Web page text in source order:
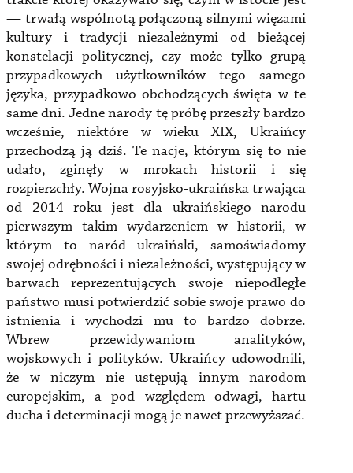
— trwałą wspólnotą połączoną silnymi więzami
kultury i tradycji niezależnymi od bieżącej
konstelacji politycznej, czy może tylko grupą
przypadkowych użytkowników tego samego
języka, przypadkowo obchodzących święta w te
same dni. Jedne narody tę próbę przeszły bardzo
wcześnie, niektóre w wieku XIX, Ukraińcy
przechodzą ją dziś. Te nacje, którym się to nie
udało, zginęły w mrokach historii i się
rozpierzchły. Wojna rosyjsko-ukraińska trwająca
od 2014 roku jest dla ukraińskiego narodu
pierwszym takim wydarzeniem w historii, w
którym to naród ukraiński, samoświadomy
swojej odrębności i niezależności, występujący w
barwach reprezentujących swoje niepodległe
państwo musi potwierdzić sobie swoje prawo do
istnienia i wychodzi mu to bardzo dobrze.
Wbrew przewidywaniom analityków,
wojskowych i polityków. Ukraińcy udowodnili,
że w niczym nie ustępują innym narodom
europejskim, a pod względem odwagi, hartu
ducha i determinacji mogą je nawet przewyższać.